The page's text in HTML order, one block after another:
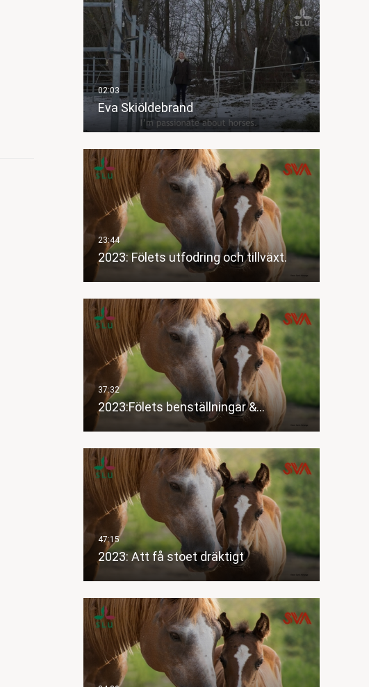
Eva Skiöldebrand
2023: Fölets utfodring och tillväxt.
2023:Fölets benställningar &…
2023: Att få stoet dräktigt